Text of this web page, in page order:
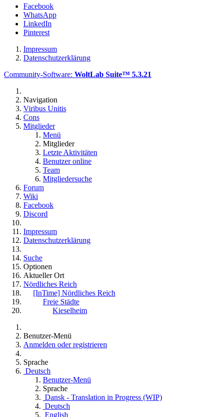
Facebook
WhatsApp
LinkedIn
Pinterest
Impressum
Datenschutzerklärung
Community-Software: WoltLab Suite™ 5.3.21
Navigation
Viribus Unitis
Cons
Mitglieder
Menü
Mitglieder
Letzte Aktivitäten
Benutzer online
Team
Mitgliedersuche
Forum
Wiki
Facebook
Discord
Impressum
Datenschutzerklärung
Suche
Optionen
Aktueller Ort
Nördliches Reich
[InTime] Nördliches Reich
Freie Städte
Kieselheim
Benutzer-Menü
Anmelden oder registrieren
Sprache
Deutsch
Benutzer-Menü
Sprache
Dansk - Translation in Progress (WIP)
Deutsch
English